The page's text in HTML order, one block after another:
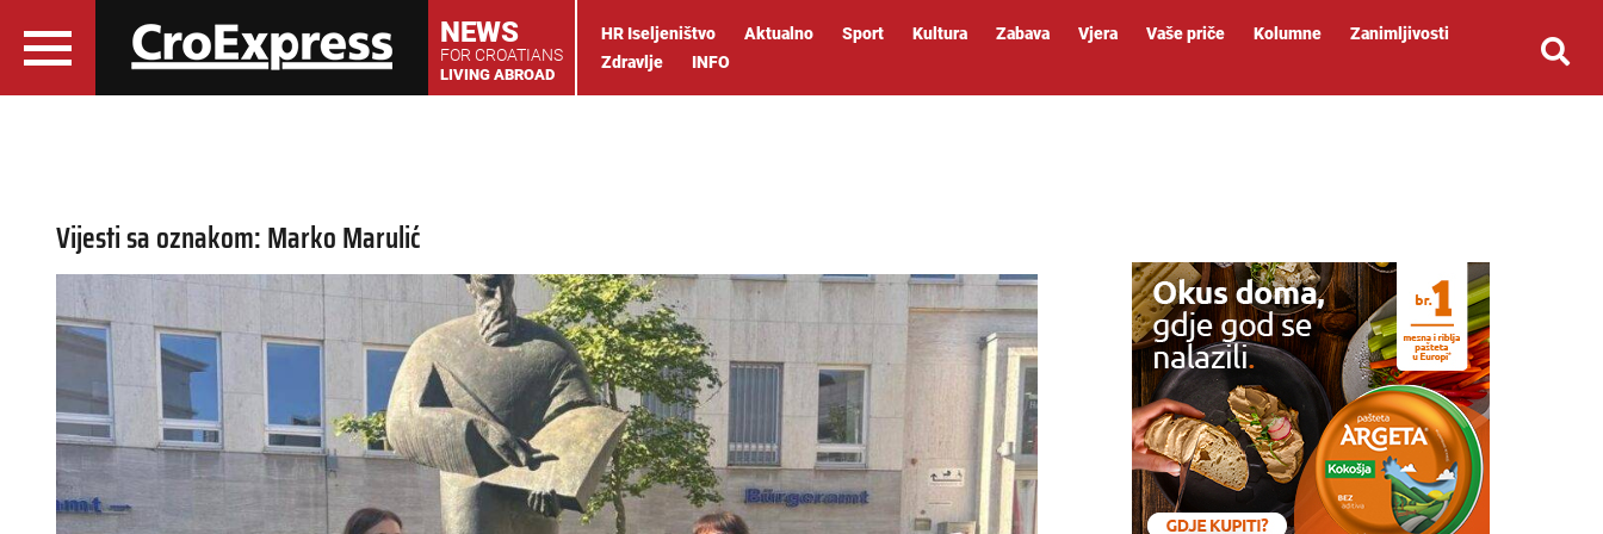
NEWS
FOR CROATIANS
LIVING ABROAD
HR Iseljeništvo Aktualno Sport Kultura Zabava Vjera Vaše priče Kolumne
Zanimljivosti
Zdravlje
INFO
Vijesti sa oznakom: Marko Marulić